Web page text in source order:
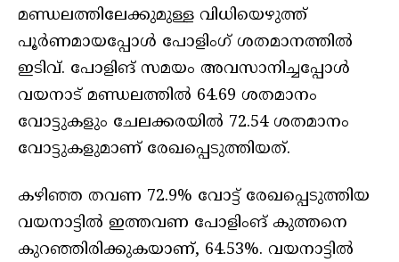
മണ്ഡലത്തിലേക്കുമുള്ള വിധിയെഴുത്ത്
പൂർണമായപ്പോൾ പോളിംഗ് ശതമാനത്തിൽ
ഇടിവ്. പോളിങ് സമയം അവസാനിച്ചപ്പോൾ
വയനാട് മണ്ഡലത്തിൽ 64.69 ശതമാനം
വോട്ടുകളും ചേലക്കരയിൽ 72.54 ശതമാനം
വോട്ടുകളുമാണ് രേഖപ്പെടുത്തിയത്.
കഴിഞ്ഞ തവണ 72.9% വോട്ട് രേഖപ്പെടുത്തിയ
വയനാട്ടിൽ ഇത്തവണ പോളിംങ് കുത്തനെ
കുറഞ്ഞിരിക്കുകയാണ്, 64.53%. വയനാട്ടിൽ